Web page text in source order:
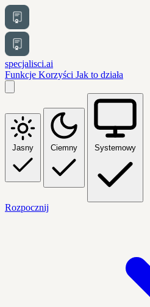
specjalisci.ai
Funkcje Korzyści Jak to działa
Jasny Ciemny Systemowy
Rozpocznij